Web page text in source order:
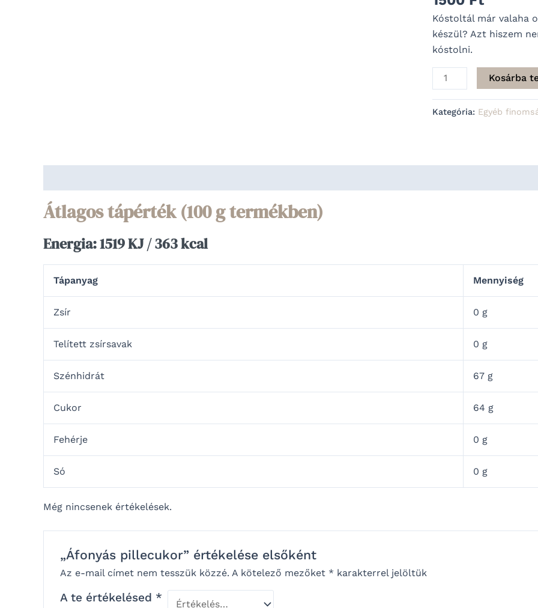
Kóstoltál már valaha
készül? Azt hiszem
kóstolni.
Kosárba
Kategória: Egyéb
Átlagos tápérték (100 g termékben)
Energia: 1519 KJ / 363 kcal
Tápanyag Mennyiség
Zsír 0 g
Telített zsírsavak 0 g
Szénhidrát 67 g
Cukor 64 g
Fehérje 0 g
Só 0 g
Még nincsenek értékelések.
„Áfonyás pillecukor” értékelése elsőként
Az e-mail címet nem tesszük közzé. A kötelező mezőket * karakterrel jelöltük
A te értékelésed *